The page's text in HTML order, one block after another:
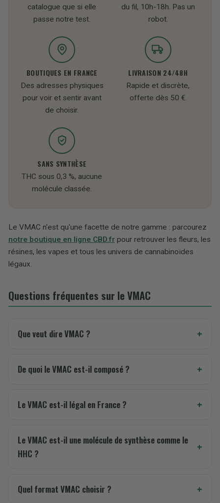
catalogue que si elle
passe notre test.
du fil, 10h-18h. Pas un
robot.
BOUTIQUES EN FRANCE
Des adresses physiques
pour voir et sentir avant
de choisir.
LIVRAISON 24/48H
Rapide et discrète,
offerte dès 50 €.
SANS SYNTHÈSE
THC sous 0,3 %, aucune
molécule classée.
Le VMAC n'est qu'une facette de notre gamme : parcourez
notre boutique en ligne CBD.frpour retrouver les fleurs, les
résines, les vapes et tous les univers de cannabinoïdes
légaux.
Questions fréquentes sur le VMAC
Que veut dire VMAC ?
De quoi le VMAC est-il composé ?
Le VMAC est-il légal en France ?
Le VMAC est-il une molécule de synthèse comme le
HHC ?
Quel format VMAC choisir ?